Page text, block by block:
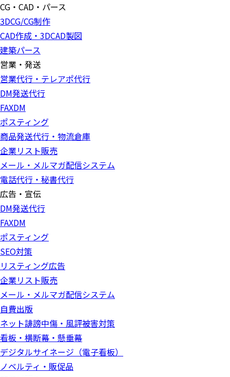
CG・CAD・パース
3DCG/CG制作
CAD作成・3DCAD製図
建築パース
営業・発送
営業代行・テレアポ代行
DM発送代行
FAXDM
ポスティング
商品発送代行・物流倉庫
企業リスト販売
メール・メルマガ配信システム
電話代行・秘書代行
広告・宣伝
DM発送代行
FAXDM
ポスティング
SEO対策
リスティング広告
企業リスト販売
メール・メルマガ配信システム
自費出版
ネット誹謗中傷・風評被害対策
看板・横断幕・懸垂幕
デジタルサイネージ（電子看板）
ノベルティ・販促品